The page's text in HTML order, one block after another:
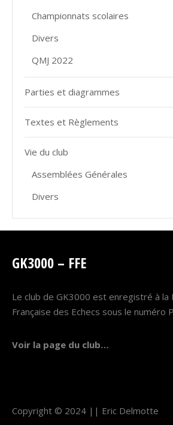
Championnats scolaires
Divers
QMJ 2022
Parties et diagrammes
Textes et Règlements
Vie du club
Assemblées Générales
Divers
GK3000 – FFE
Le club de GK3000 est enregistré à la
Française des Echecs sous le numéro
Voir la page du club…
Copyright © 2024 || Eric Delmotte